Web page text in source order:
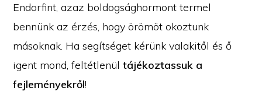
Endorfint, azaz boldogsághormont termel
bennünk az érzés, hogy örömöt okoztunk
másoknak. Ha segítséget kérünk valakitől és ő
igent mond, feltétlenültájékoztassuk a
fejleményekről!